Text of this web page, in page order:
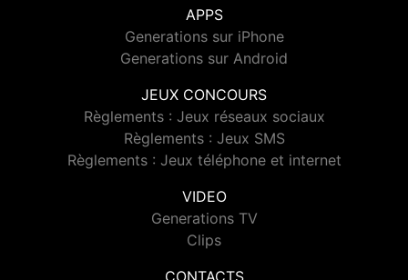
APPS
Generations sur iPhone
Generations sur Android
JEUX CONCOURS
Règlements : Jeux réseaux sociaux
Règlements : Jeux SMS
Règlements : Jeux téléphone et internet
VIDEO
Generations TV
Clips